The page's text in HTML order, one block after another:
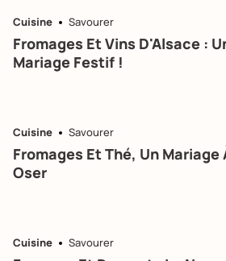
Cuisine Savourer
Fromages Et Vins D'Alsace :
Mariage Festif !
Cuisine Savourer
Fromages Et Thé, Un Mariage
Oser
Cuisine Savourer